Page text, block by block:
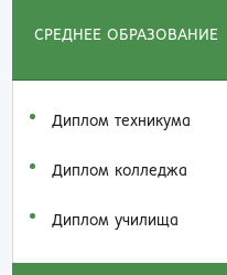
СРЕДНЕЕ ОБРАЗОВАНИЕ
Диплом техникума
Диплом колледжа
Диплом училища